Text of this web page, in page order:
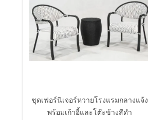
ชุดเฟอร์นิเจอร์หวายโรงแรมกลางแจ้ง
พร้อมเก้าอี้และโต๊ะข้างสีดำ